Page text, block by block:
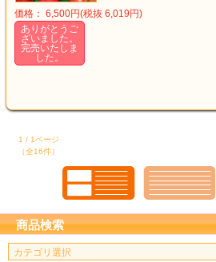
価格： 6,500円(税抜 6,019円)
ありがとうご
ざいました。
完売いたしま
した。
1 / 1ページ
（全16件）
商品検索